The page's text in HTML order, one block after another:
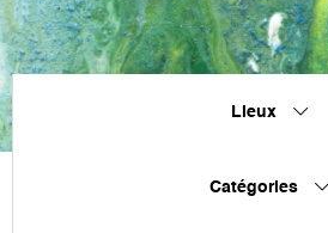
Lieux
Catégories